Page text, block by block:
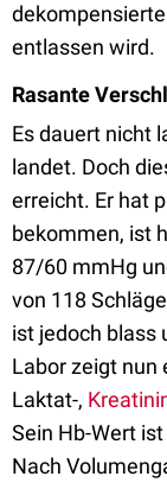
entlassen wird.
Rasante
Es dauert nicht
landet. Doch
erreicht. Er hat
bekommen, ist
87/60 mmHg
von 118
ist jedoch blass
Labor zeigt nun
Laktat-,
Sein Hb-Wert
Nach